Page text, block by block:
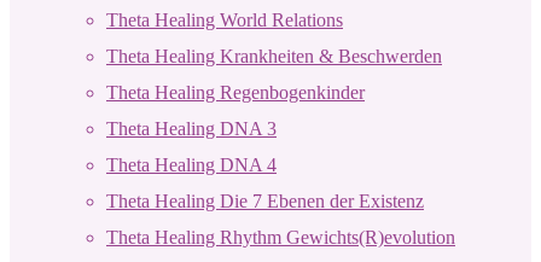
Theta Healing World Relations
Theta Healing Krankheiten & Beschwerden
Theta Healing Regenbogenkinder
Theta Healing DNA 3
Theta Healing DNA 4
Theta Healing Die 7 Ebenen der Existenz
Theta Healing Rhythm Gewichts(R)evolution